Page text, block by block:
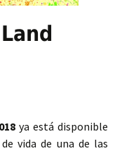
ya está disponible
vida de una de las